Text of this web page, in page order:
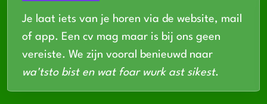
Je laat iets van je horen via de website, mail
of app. Een cv mag maar is bij ons geen
vereiste. We zijn vooral benieuwd naar
wa'tsto bist en wat foar wurk ast sikest.